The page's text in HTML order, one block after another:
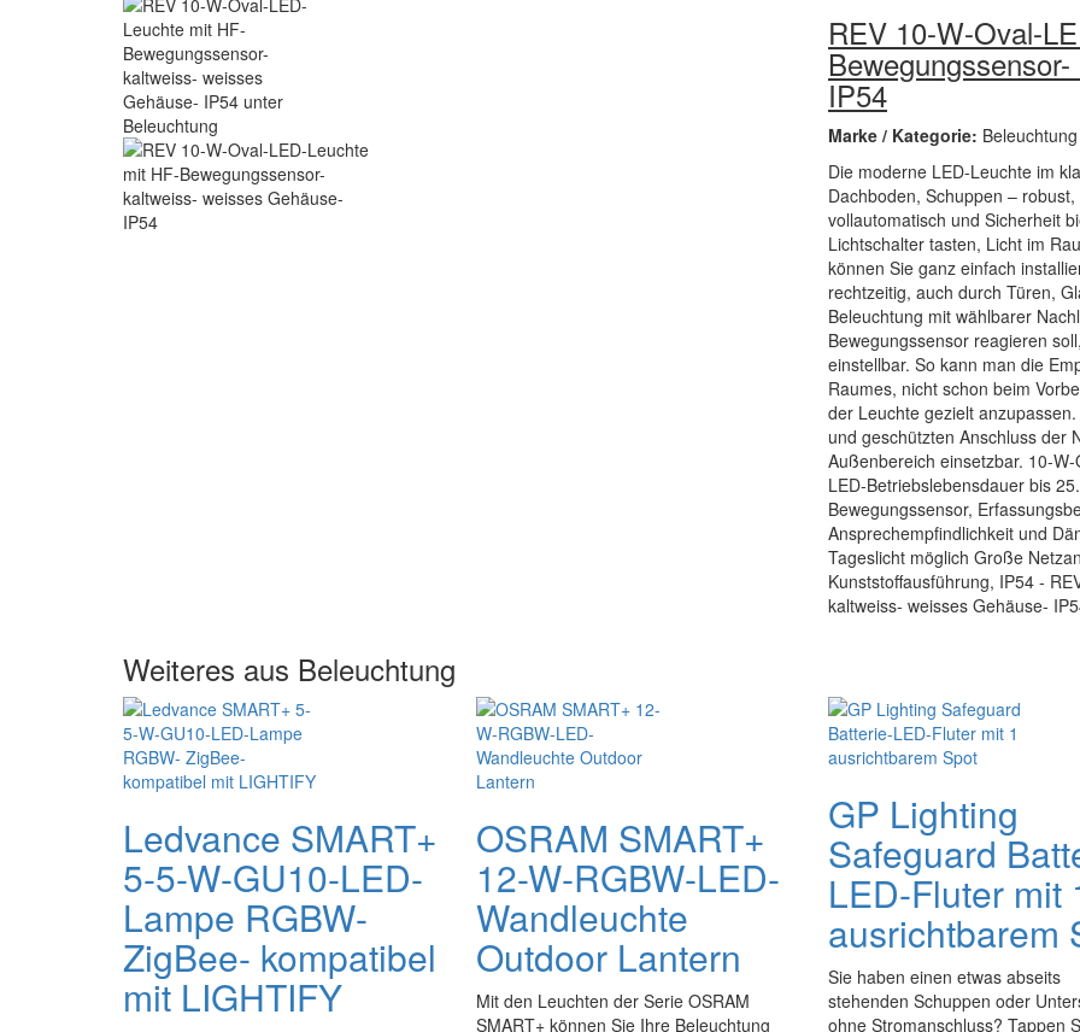
REV 10-W-Oval-
IP54
Marke / Kategorie: Beleuchtung
Die moderne LED-Leuchte im
Dachboden, Schuppen –
vollautomatisch und Sicherheit
Lichtschalter tasten, Licht im
können Sie ganz einfach
rechtzeitig, auch durch Türen,
Beleuchtung mit wählbarer
Bewegungssensor reagieren
einstellbar. So kann man die
Raumes, nicht schon beim
der Leuchte gezielt
und geschützten Anschluss der
Außenbereich einsetzbar. 10-
LED-Betriebslebensdauer bis
Bewegungssensor,
Ansprechempfindlichkeit und
Tageslicht möglich Große
Kunststoffausführung, IP54 -
kaltweiss- weisses Gehäuse-
Weiteres aus Beleuchtung
Ledvance SMART+
5-5-W-GU10-LED-
Lampe RGBW-
ZigBee- kompatibel
mit LIGHTIFY
OSRAM SMART+
12-W-RGBW-LED-
Wandleuchte
Outdoor Lantern
Mit den Leuchten der Serie OSRAM
SMART+ können Sie Ihre Beleuchtung
GP Lighting
Safeguard
LED-Fluter mit
ausrichtbarem
Sie haben einen etwas abseits
stehenden Schuppen oder
ohne Stromanschluss? Tappen